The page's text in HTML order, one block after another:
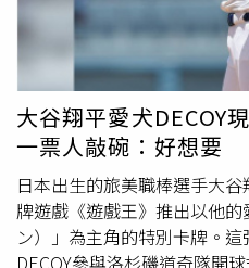
任投手鍾定栩續投，然而鍾
為界外球，沒想到主審的這
定栩三振了裴瑞茲，緊接著
成功守住此局。5局下，墨西
撲接將中華隊打者封殺在一壘
比賽來到6局上，鍾定栩沒有
局僅被敲出2安，送出5次三
華隊打者也沒能將球敲過墨西
栩上場打擊，沒想到整場比賽
出現傳球失誤，鍾定栩上壘後
悅目」。而朴洙鍾2025年的
OPS 0.406、1轟。韓網方面
道了」、「有段時間有人說
就是他吧」、「朴洙鍾雖然棒
外型和身材都不錯啊」、「之
員，沒人信」、「我去年有
立刻取消 」、「原來朴洙鍾
／翻攝自PTT）（圖／翻攝自
格情侶照。（圖／翻攝自
大谷翔平愛犬DECOY
一票人敲碗：好想要
日本出生的旅美職棒選手大
牌遊戲《遊戲王》推出以他的
ン）」為主角的特別卡牌。